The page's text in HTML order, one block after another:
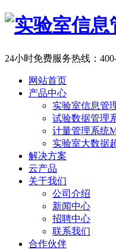
24小时免费服务热线：
网站首页
产品中心
实验室信息管
试验数据管理
计量管理系统
实验室大数据
解决方案
云产品
关于我们
公司介绍
新闻中心
招聘中心
联系我们
合作伙伴